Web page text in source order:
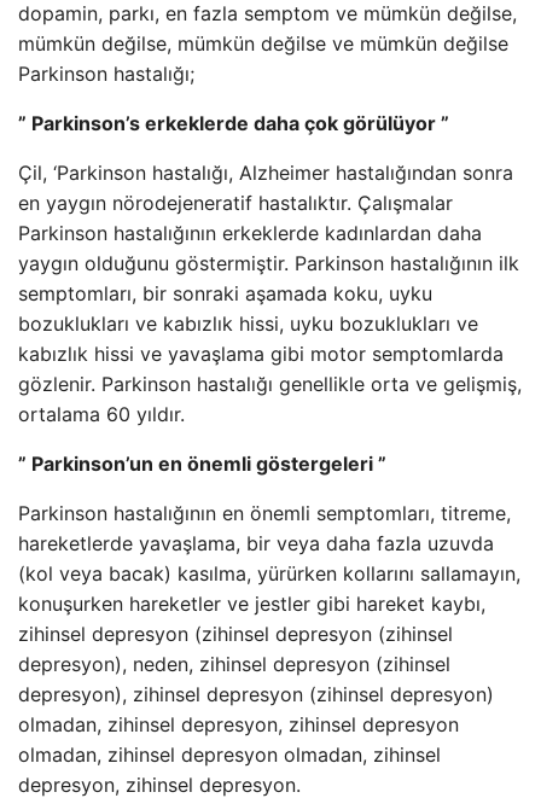
dopamin, parkı, en fazla semptom ve mümkün değilse,
mümkün değilse, mümkün değilse ve mümkün değilse
Parkinson hastalığı;
” Parkinson’s erkeklerde daha çok görülüyor ”
Çil, ‘Parkinson hastalığı, Alzheimer hastalığından sonra
en yaygın nörodejeneratif hastalıktır. Çalışmalar
Parkinson hastalığının erkeklerde kadınlardan daha
yaygın olduğunu göstermiştir. Parkinson hastalığının ilk
semptomları, bir sonraki aşamada koku, uyku
bozuklukları ve kabızlık hissi, uyku bozuklukları ve
kabızlık hissi ve yavaşlama gibi motor semptomlarda
gözlenir. Parkinson hastalığı genellikle orta ve gelişmiş,
ortalama 60 yıldır.
” Parkinson’un en önemli göstergeleri ”
Parkinson hastalığının en önemli semptomları, titreme,
hareketlerde yavaşlama, bir veya daha fazla uzuvda
(kol veya bacak) kasılma, yürürken kollarını sallamayın,
konuşurken hareketler ve jestler gibi hareket kaybı,
zihinsel depresyon (zihinsel depresyon (zihinsel
depresyon), neden, zihinsel depresyon (zihinsel
depresyon), zihinsel depresyon (zihinsel depresyon)
olmadan, zihinsel depresyon, zihinsel depresyon
olmadan, zihinsel depresyon olmadan, zihinsel
depresyon, zihinsel depresyon.